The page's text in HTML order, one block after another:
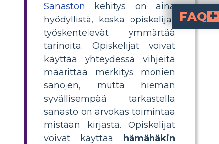
Sanaston kehitys on aina
hyödyllistä, koska opiskelijat
työskentelevät ymmärtää
tarinoita. Opiskelijat voivat
käyttää yhteydessä vihjeitä
määrittää merkitys monien
sanojen, mutta hieman
syvällisempää tarkastella
sanasto on arvokas toimintaa
mistään kirjasta. Opiskelijat
voivat käyttää
hämähäkin
FAQ